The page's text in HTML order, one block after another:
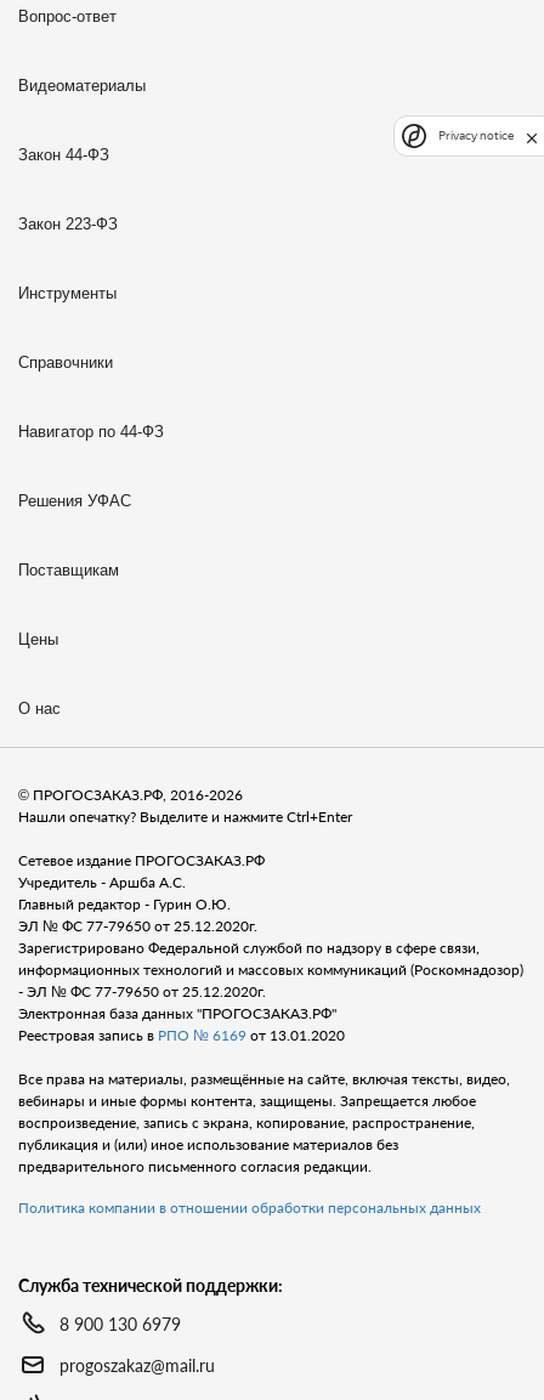
Вопрос-ответ
Видеоматериалы
Закон 44-ФЗ
Закон 223-ФЗ
Инструменты
Справочники
Навигатор по 44-ФЗ
Решения УФАС
Поставщикам
Цены
О нас
© ПРОГОСЗАКАЗ.РФ, 2016-2026
Нашли опечатку? Выделите и нажмите Ctrl+Enter
Сетевое издание ПРОГОСЗАКАЗ.РФ
Учредитель - Аршба А.С.
Главный редактор - Гурин О.Ю.
ЭЛ № ФС 77-79650 от 25.12.2020г.
Зарегистрировано Федеральной службой по надзору в сфере связи,
информационных технологий и массовых коммуникаций (Роскомнадозор)
- ЭЛ № ФС 77-79650 от 25.12.2020г.
Электронная база данных "ПРОГОСЗАКАЗ.РФ"
Реестровая запись в РПО № 6169 от 13.01.2020
Все права на материалы, размещённые на сайте, включая тексты, видео,
вебинары и иные формы контента, защищены. Запрещается любое
воспроизведение, запись с экрана, копирование, распространение,
публикация и (или) иное использование материалов без
предварительного письменного согласия редакции.
Политика компании в отношении обработки персональных данных
Служба технической поддержки:
8 900 130 6979
progoszakaz@mail.ru
Privacy notice